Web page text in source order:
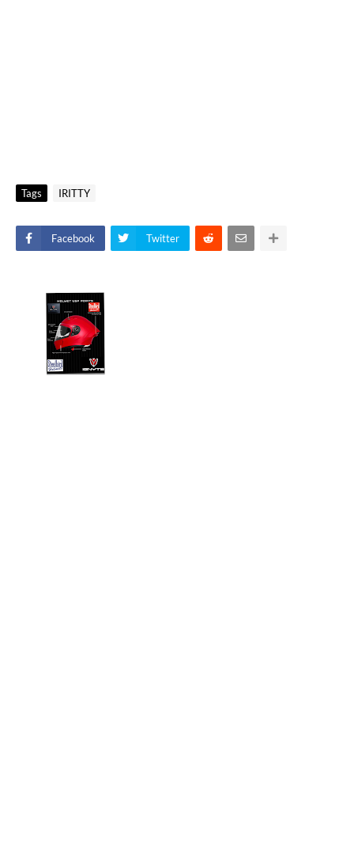
Tags IRITTY
Facebook Twitter